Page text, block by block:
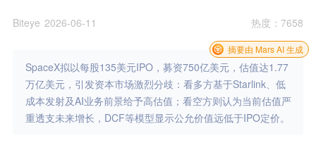
Biteye 2026-06-11 热度 ：7658
SpaceX拟以每股135美元IPO，募资750亿美元，估值达1.77
万亿美元，引发资本市场激烈分歧：看多方基于Starlink、低
成本发射及AI业务前景给予高估值；看空方则认为当前估值严
重透支未来增长，DCF等模型显示公允价值远低于IPO定价。
摘要由 Mars AI 生成